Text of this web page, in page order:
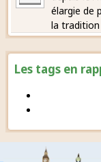
Les tags en
élargie de
la tradition